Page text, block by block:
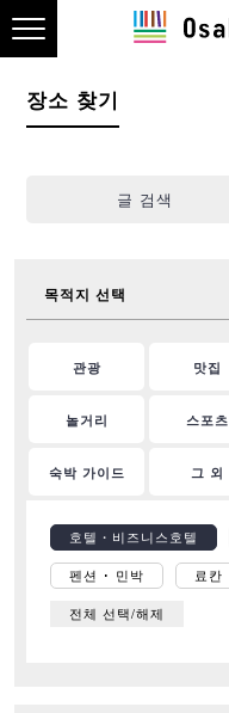
장소 찾기
글 검색
목적지 선택
관광 맛집
놀거리 스포츠
숙박 가이드 그 외
호텔・비즈니스호텔
펜션 ･ 민박 료칸
전체 선택/해제